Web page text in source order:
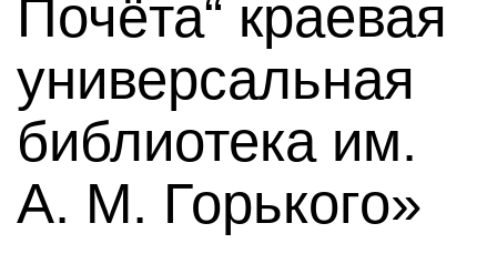
Почёта“ краевая
универсальная
библиотека им.
А. М. Горького»